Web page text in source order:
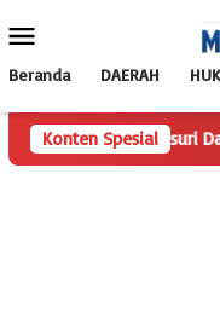
ke
Mobile
Beranda DAERAH
Konten Spesial
Telusuri Dana